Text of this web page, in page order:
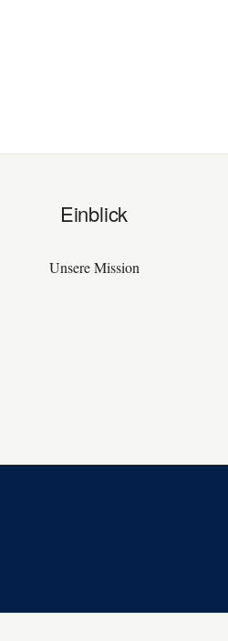
Einblick
Unsere Mission